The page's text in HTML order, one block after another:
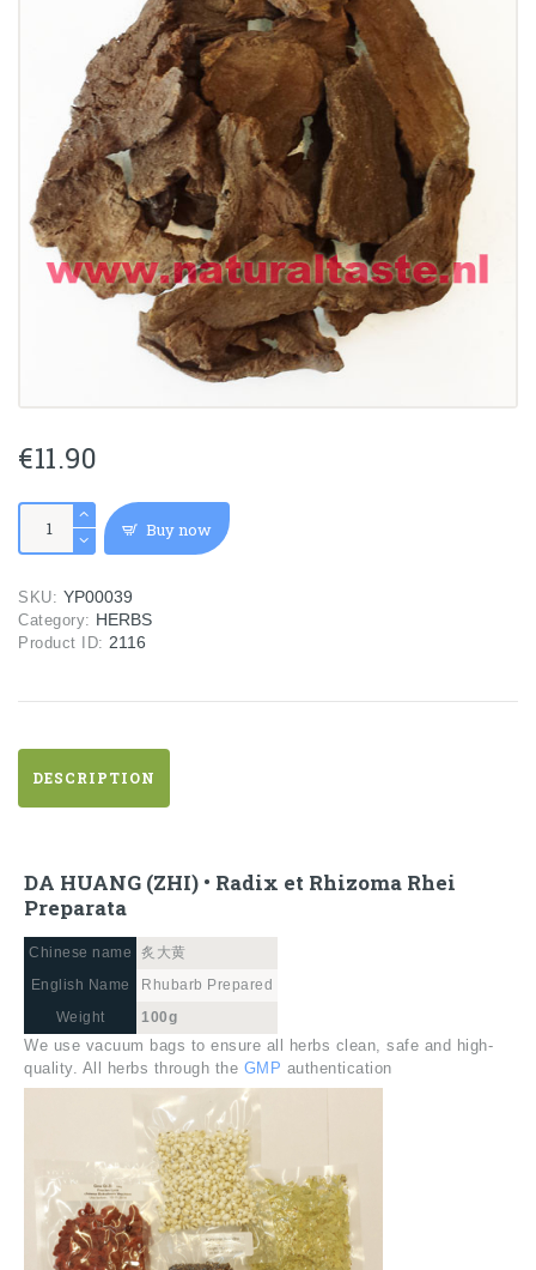
€11.90
HUANG
(ZHI)
Radix
et
Rhizoma
Buy now
SKU: YP00039
Category: HERBS
Product ID: 2116
DESCRIPTION
DA HUANG (ZHI) • Radix et Rhizoma Rhei
Preparata
Chinese name
炙大黄
English Name
Rhubarb Prepared
Weight
100g
We use vacuum bags to ensure all herbs clean, safe and high-
quality. All herbs through the GMP authentication